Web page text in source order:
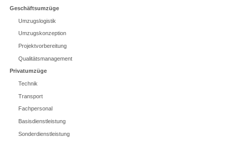
Geschäftsumzüge
Umzugslogistik
Umzugskonzeption
Projektvorbereitung
Qualitätsmanagement
Privatumzüge
Technik
Transport
Fachpersonal
Basisdienstleistung
Sonderdienstleistung